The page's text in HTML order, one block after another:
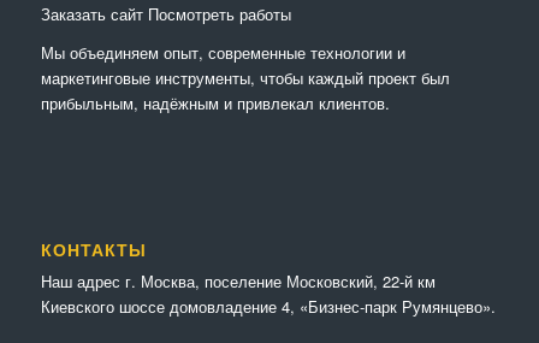
Заказать сайт Посмотреть работы
Мы объединяем опыт, современные технологии и
маркетинговые инструменты, чтобы каждый проект был
прибыльным, надёжным и привлекал клиентов.
КОНТАКТЫ
Наш адрес г. Москва, поселение Московский, 22-й км
Киевского шоссе домовладение 4, «Бизнес-парк Румянцево».